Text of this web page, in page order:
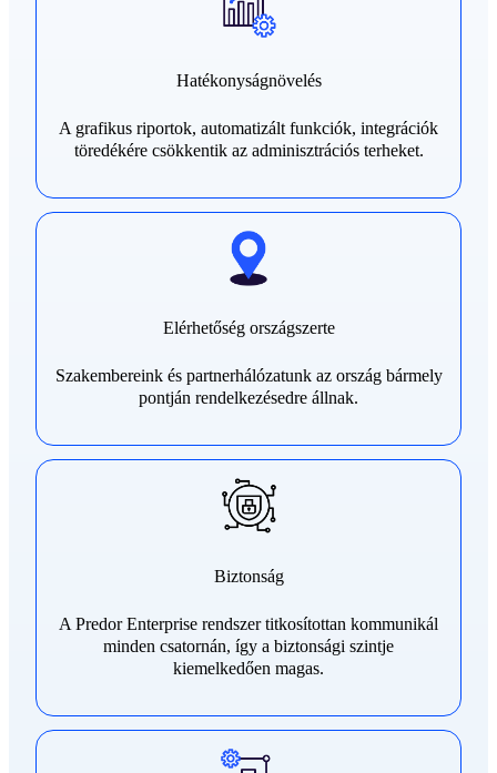
Hatékonyságnövelés
A grafikus riportok, automatizált funkciók, integrációk
töredékére csökkentik az adminisztrációs terheket.
Elérhetőség országszerte
Szakembereink és partnerhálózatunk az ország bármely
pontján rendelkezésedre állnak.
Biztonság
A Predor Enterprise rendszer titkosítottan kommunikál
minden csatornán, így a biztonsági szintje
kiemelkedően magas.